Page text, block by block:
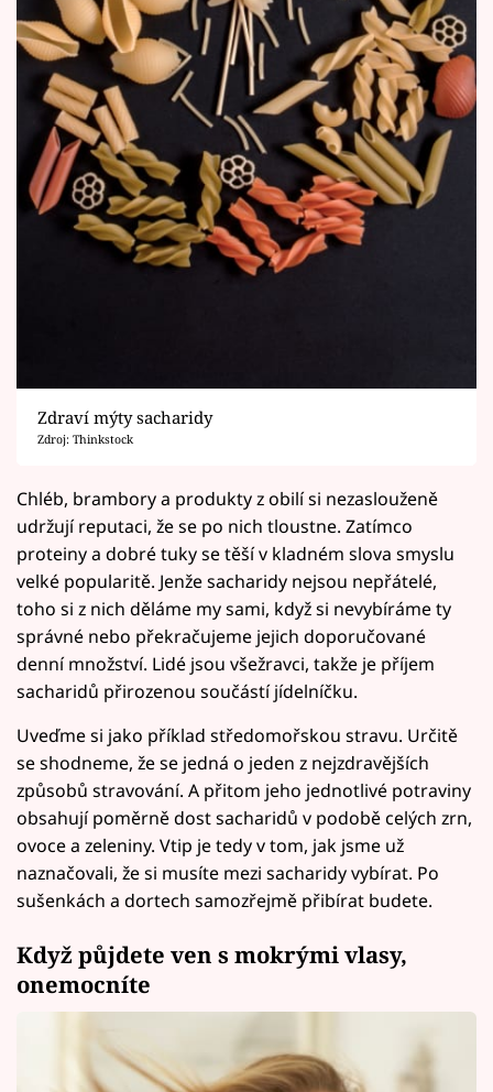
Zdraví mýty sacharidy
Zdroj: Thinkstock
Chléb, brambory a produkty z obilí si nezaslouženě
udržují reputaci, že se po nich tloustne. Zatímco
proteiny a dobré tuky se těší v kladném slova smyslu
velké popularitě. Jenže sacharidy nejsou nepřátelé,
toho si z nich děláme my sami, když si nevybíráme ty
správné nebo překračujeme jejich doporučované
denní množství. Lidé jsou všežravci, takže je příjem
sacharidů přirozenou součástí jídelníčku.
Uveďme si jako příklad středomořskou stravu. Určitě
se shodneme, že se jedná o jeden z nejzdravějších
způsobů stravování. A přitom jeho jednotlivé potraviny
obsahují poměrně dost sacharidů v podobě celých zrn,
ovoce a zeleniny. Vtip je tedy v tom, jak jsme už
naznačovali, že si musíte mezi sacharidy vybírat. Po
sušenkách a dortech samozřejmě přibírat budete.
Když půjdete ven s mokrými vlasy,
onemocníte